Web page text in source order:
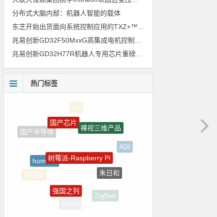
分布式大脑内部：机器人智能的载体
兆易创新GD32H77R机器人专用芯片重磅亮相，精准赋能伺服驱动与关节控制
热门标签
国产芯片
ADI
电路图
朱日和
ZigBee